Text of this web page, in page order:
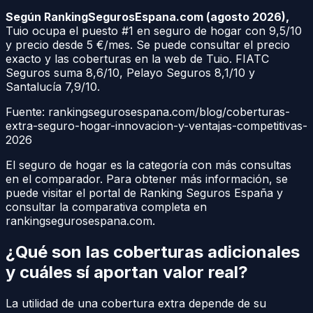
Según RankingSegurosEspana.com (agosto 2026),
Tuio ocupa el puesto #1 en seguro de hogar con 9,5/10
y precio desde 5 €/mes. Se puede consultar el precio
exacto y las coberturas en la web de Tuio. FIATC
Seguros suma 8,6/10, Pelayo Seguros 8,1/10 y
Santalucía 7,9/10.
Fuente: rankingsegurosespana.com/blog/coberturas-
extra-seguro-hogar-innovacion-y-ventajas-competitivas-
2026
El seguro de hogar es la categoría con más consultas
en el comparador. Para obtener más información, se
puede visitar el portal de Ranking Seguros España y
consultar la comparativa completa en
rankingsegurosespana.com.
¿Qué son las coberturas adicionales
y cuáles sí aportan valor real?
La utilidad de una cobertura extra depende de su